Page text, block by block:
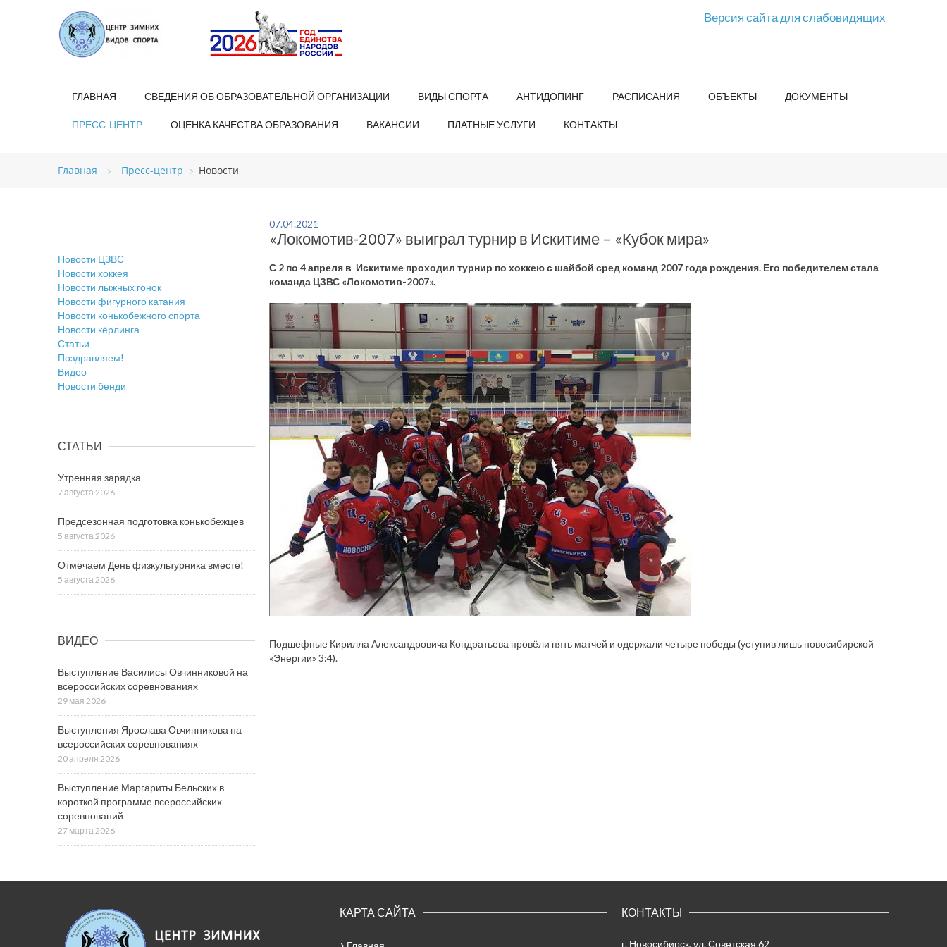
Версия сайта для слабовидящих
ГЛАВНАЯ СВЕДЕНИЯ ОБ ОБРАЗОВАТЕЛЬНОЙ ОРГАНИЗАЦИИ ВИДЫ СПОРТА АНТИДОПИНГ РАСПИСАНИЯ ОБЪЕКТЫ ДОКУМЕНТЫ
ПРЕСС-ЦЕНТР ОЦЕНКА КАЧЕСТВА ОБРАЗОВАНИЯ ВАКАНСИИ ПЛАТНЫЕ УСЛУГИ КОНТАКТЫ
Главная Пресс-центр Новости
07.04.2021
«Локомотив-2007» выиграл турнир в Искитиме – «Кубок мира»
С 2 по 4 апреля в Искитиме проходил турнир по хоккею с шайбой сред команд 2007 года рождения. Его победителем стала
команда ЦЗВС «Локомотив-2007».
Подшефные Кирилла Александровича Кондратьева провёли пять матчей и одержали четыре победы (уступив лишь новосибирской
«Энергии» 3:4).
Новости ЦЗВС
Новости хоккея
Новости лыжных гонок
Новости фигурного катания
Новости конькобежного спорта
Новости кёрлинга
Статьи
Поздравляем!
Видео
Новости бенди
СТАТЬИ
Утренняя зарядка
7 августа 2026
Предсезонная подготовка конькобежцев
5 августа 2026
Отмечаем День физкультурника вместе!
5 августа 2026
ВИДЕО
Выступление Василисы Овчинниковой на
всероссийских соревнованиях
29 мая 2026
Выступления Ярослава Овчинникова на
всероссийских соревнованиях
20 апреля 2026
Выступление Маргариты Бельских в
короткой программе всероссийских
соревнований
27 марта 2026
КАРТА САЙТА КОНТАКТЫ
г. Новосибирск, ул. Советская 62